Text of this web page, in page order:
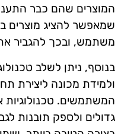
המוצרים שהם כבר
שמאפשר להציג מוצרים
משתמש, ובכך להגביר
ולמידת מכונה ליצירת
המשתמשים. טכנולוגיות
גדולים ולספק תובנות